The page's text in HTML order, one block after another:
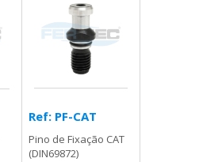
Ref: PF-CAT
Pino de Fixação CAT
(DIN69872)